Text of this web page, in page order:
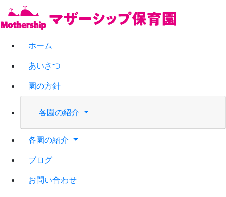
ホーム
あいさつ
園の方針
各園の紹介
各園の紹介
ブログ
お問い合わせ